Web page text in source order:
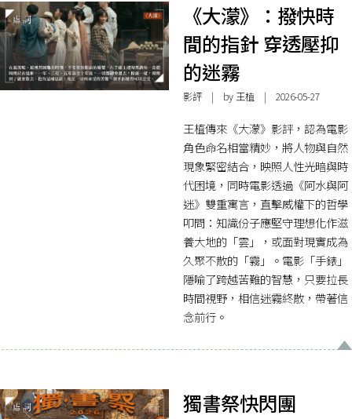
《大濛》：撥快時
間的指針 穿透壓抑
的迷霧
影評| by 王植 | 2026-05-27
王植傳來《大濛》影評，認為電影
角色命名相當精妙，將人物與自然
現象緊密結合，映照人性光暗與時
代困境，同時電影透過《阿水與阿
迷》雙重寓言，直擊威權下的哲學
叩問：知識份子應堅守理想化作滋
養大地的「雲」，或面對現實成為
久聚不散的「霧」。電影「手錶」
隱喻了跨越苦難的智慧，只要拉長
時間視野，相信迷霧終散，帶著信
念前行。
獨書祭快閃團